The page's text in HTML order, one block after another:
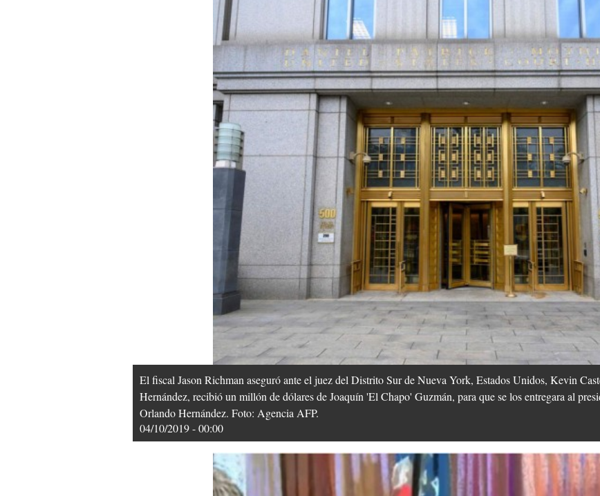
El fiscal Jason Richman aseguró ante el juez del Distrito Sur de Nueva York, Estados Unidos, Kevin
Hernández, recibió un millón de dólares de Joaquín 'El Chapo' Guzmán, para que se los entregara al
Orlando Hernández. Foto: Agencia AFP.
04/10/2019 - 00:00